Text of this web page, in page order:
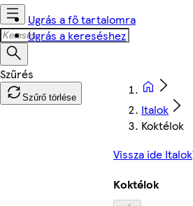
Ugrás a fő tartalomra
Ugrás a kereséshez
Szűrő törlése
Italok
Koktélok
Vissza ide Italok
Koktélok